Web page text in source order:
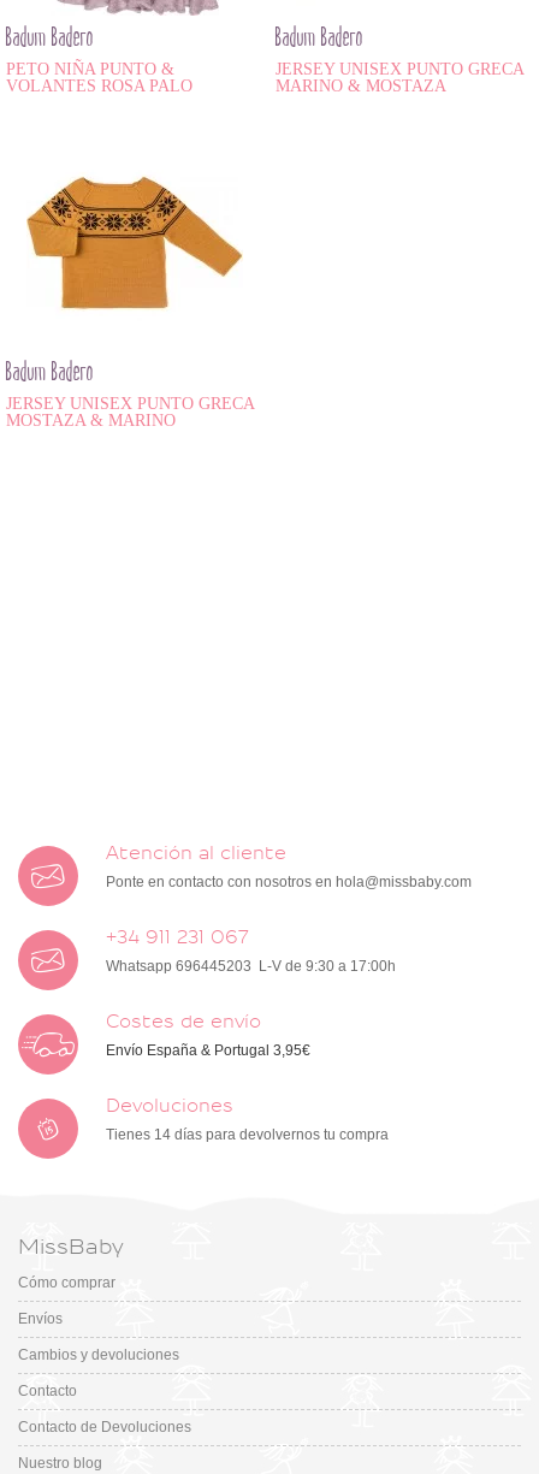
Badum Badero
PETO NIÑA PUNTO &
VOLANTES ROSA PALO
Badum Badero
JERSEY UNISEX PUNTO GRECA
MARINO & MOSTAZA
Badum Badero
JERSEY UNISEX PUNTO GRECA
MOSTAZA & MARINO
Atención al cliente
Ponte en contacto con nosotros en hola@missbaby.com
+34 911 231 067
Whatsapp 696445203 L-V de 9:30 a 17:00h
Costes de envío
Envío España & Portugal 3,95€
Devoluciones
Tienes 14 días para devolvernos tu compra
MissBaby
Cómo comprar
Envíos
Cambios y devoluciones
Contacto
Contacto de Devoluciones
Nuestro blog